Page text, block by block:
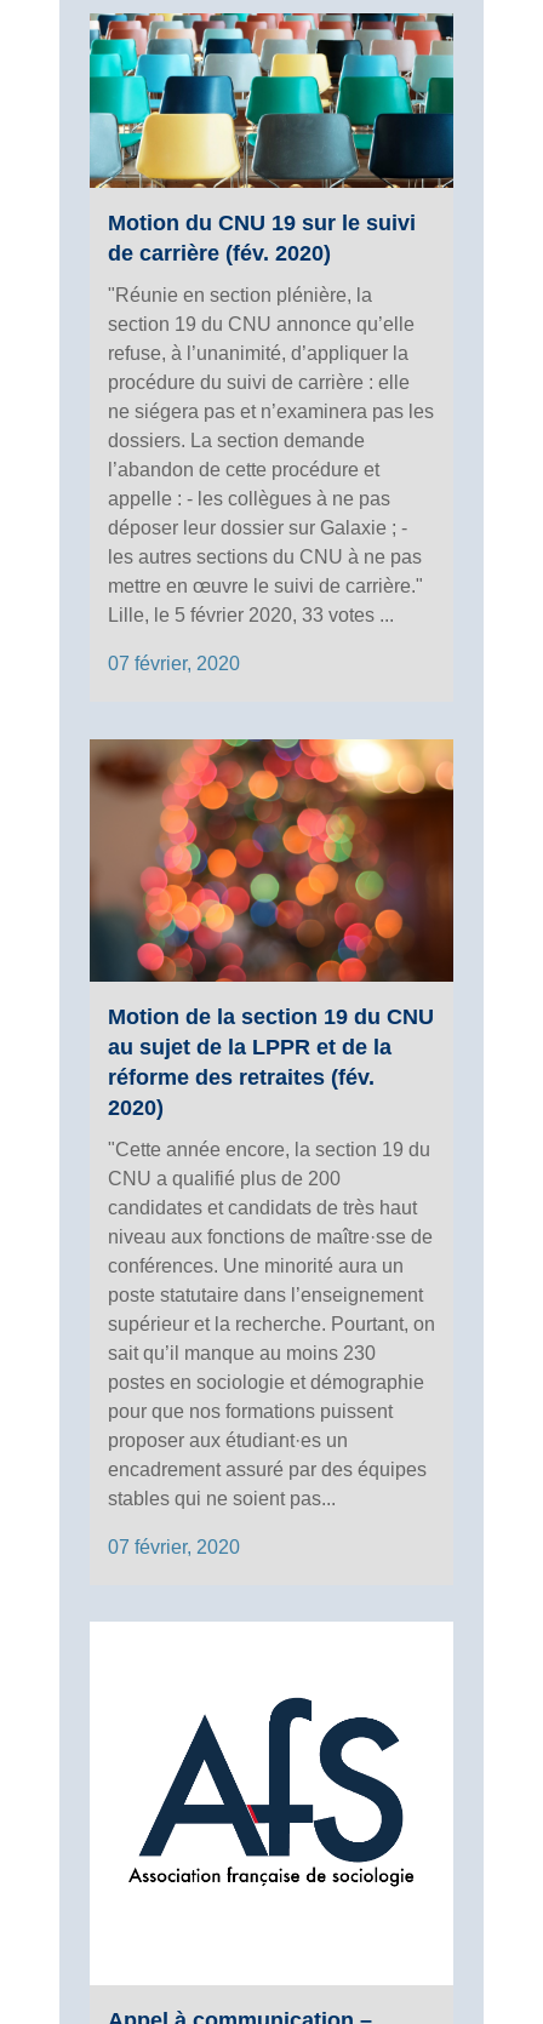
Motion du CNU 19 sur le suivi
de carrière (fév. 2020)
"Réunie en section plénière, la
section 19 du CNU annonce qu’elle
refuse, à l’unanimité, d’appliquer la
procédure du suivi de carrière : elle
ne siégera pas et n’examinera pas les
dossiers. La section demande
l’abandon de cette procédure et
appelle : - les collègues à ne pas
déposer leur dossier sur Galaxie ; -
les autres sections du CNU à ne pas
mettre en œuvre le suivi de carrière."
Lille, le 5 février 2020, 33 votes ...
07 février, 2020
Motion de la section 19 du CNU
au sujet de la LPPR et de la
réforme des retraites (fév.
2020)
"Cette année encore, la section 19 du
CNU a qualifié plus de 200
candidates et candidats de très haut
niveau aux fonctions de maître·sse de
conférences. Une minorité aura un
poste statutaire dans l’enseignement
supérieur et la recherche. Pourtant, on
sait qu’il manque au moins 230
postes en sociologie et démographie
pour que nos formations puissent
proposer aux étudiant·es un
encadrement assuré par des équipes
stables qui ne soient pas...
07 février, 2020